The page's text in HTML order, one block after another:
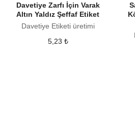
Davetiye Zarfı İçin Varak
Altın Yaldız Şeffaf Etiket
Davetiye Etiketi üretimi
5,23 ₺